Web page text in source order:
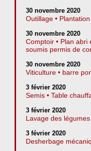
30 novembre 2020
Outillage •
30 novembre 2020
Comptoir • Plan
soumis permis de
30 novembre 2020
Viticulture • barre
3 février 2020
Semis • Table
3 février 2020
Lavage des
3 février 2020
Desherbage